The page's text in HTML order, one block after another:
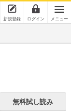
新規登録 ログイン メニュー
無料試し読み